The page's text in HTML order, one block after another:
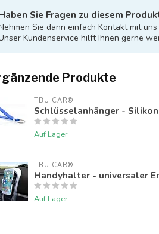
Sie Fragen zu diesem
Sie dann einfach Kontakt mit uns
Kundenservice hilft Ihnen gerne
Produkte
TBU CAR®
Schlüsselanhänger -
Auf Lager
TBU CAR®
Handyhalter - universaler
Auf Lager